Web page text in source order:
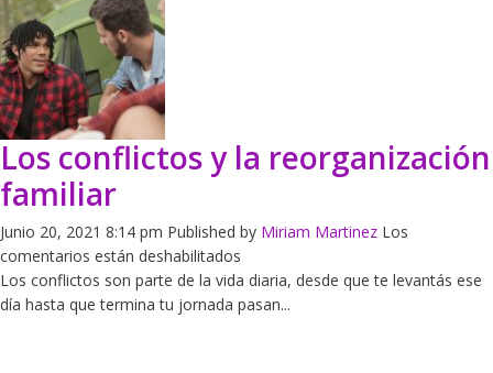
Los conflictos y la reorganización
familiar
Junio 20, 2021 8:14 pm Published by Miriam Martinez Los
comentarios están deshabilitados
Los
conflictos
Los conflictos son parte de la vida diaria, desde que te levantás ese
día hasta que termina tu jornada pasan...